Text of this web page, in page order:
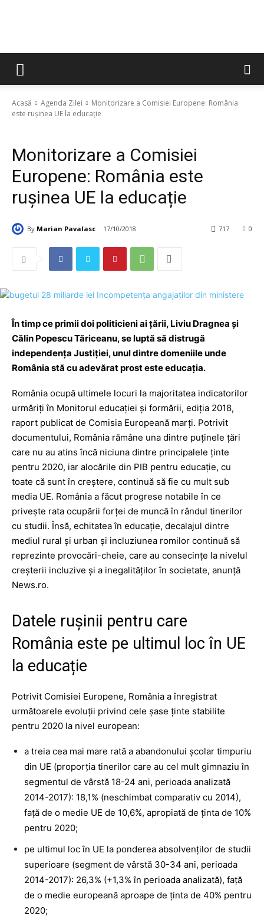
Acasă Agenda Zilei
Monitorizare a Comisiei Europene: România
este rușinea UE la educație
Monitorizare a Comisiei
Europene: România este
rușinea UE la educație
By Marian Pavalasc 17/10/2018 0
717
În timp ce primii doi politicieni ai țării, Liviu Dragnea și
Călin Popescu Tăriceanu, se luptă să distrugă
independența Justiției, unul dintre domeniile unde
România stă cu adevărat prost este educația.
România ocupă ultimele locuri la majoritatea indicatorilor
urmăriţi în Monitorul educaţiei şi formării, ediţia 2018,
raport publicat de Comisia Europeană marţi. Potrivit
documentului, România rămâne una dintre puţinele ţări
care nu au atins încă niciuna dintre principalele ţinte
pentru 2020, iar alocările din PIB pentru educaţie, cu
toate că sunt în creştere, continuă să fie cu mult sub
media UE. România a făcut progrese notabile în ce
priveşte rata ocupării forţei de muncă în rândul tinerilor
cu studii. Însă, echitatea în educaţie, decalajul dintre
mediul rural şi urban şi incluziunea romilor continuă să
reprezinte provocări-cheie, care au consecinţe la nivelul
creşterii incluzive şi a inegalităţilor în societate, anunță
News.ro.
Datele rușinii pentru care
România este pe ultimul loc în UE
la educație
Potrivit Comisiei Europene, România a înregistrat
următoarele evoluţii privind cele şase ţinte stabilite
pentru 2020 la nivel european:
a treia cea mai mare rată a abandonului şcolar timpuriu
din UE (proporţia tinerilor care au cel mult gimnaziu în
segmentul de vârstă 18-24 ani, perioada analizată
2014-2017): 18,1% (neschimbat comparativ cu 2014),
faţă de o medie UE de 10,6%, apropiată de ţinta de 10%
pentru 2020;
pe ultimul loc în UE la ponderea absolvenţilor de studii
superioare (segment de vârstă 30-34 ani, perioada
2014-2017): 26,3% (+1,3% în perioada analizată), faţă
de o medie europeană aproape de ţinta de 40% pentru
2020;